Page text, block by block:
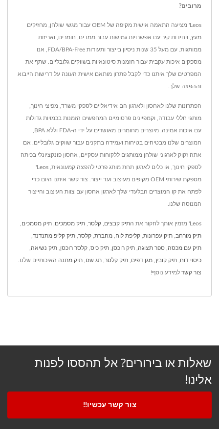
מרובים?
Leos' מציעה התאמה אישית מקיפה של OEM עבור מגשי שולחן, מחזיקים
מעץ, ויחידות קיר עם אפשרויות גמישות עבור ממדים, חומרים, ואריזות
ממותגות. עם מעל 35 שנות ניסיון בייצור ותעודות FDA/BPA-Free, אנו
מספקים איכות עקבית עבור הזמנות סיטונאיות בשווקים גלובליים. שתף את
המפרטים שלך איתנו כדי לקבל פתרון מותאם אישית העונה על דרישות הייבוא
וההפצה שלך.
הפתרונות שלנו לאחסון ולארגון הם אידיאליים לספקי משרד, מפיצי חינוך,
מותגי חללי עבודה, וקמפיינים פרסומיים המחפשים הזמנות בכמויות גדולות
המוצרים שלנו מבטיחים בטיחות ועמידה בתקנים עבור שווקים גלובליים. אם
אתה זקוק לארגוני שולחן ממותגים ללקוחות עסקיים, אחסון פונקציונלי בכיתה
לספקי חינוך, או כלים לארגון תחת מותג פרטי להפצה קמעונאית, Leos'
מספקת שירותי OEM מקיפים מעיצוב ועד ייצור. צור קשר איתנו היום כדי
לפתח את קו המוצרים הבלעדי שלך לארגון אחסון עם צוות העיצוב והייצור
המנוסה שלנו.
Leos' מזמין אותך לחקור את ה תיק קבצים קלסר תיק מסמכים תיק מסמכים
תיק מורחב תיק עפרונות קליפת לוח מחברת קלסר תיק קליפ מתנדנד
תיק עם מכסה ספר תצוגה תיק רוכסן תיק כיס קלסר רוכסן תיק נשיאה
כיסוי דוח תיק קובץ מגן דפים תיק קלסר תג שם תיק מתנה האיכותיים שלנו.
צור קשר למידע נוסף!
שאלות או בירורים? אל תהססו לפנות
אלינו!
צור קשר עכשיו!!